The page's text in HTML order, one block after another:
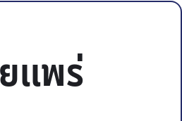
แพร่